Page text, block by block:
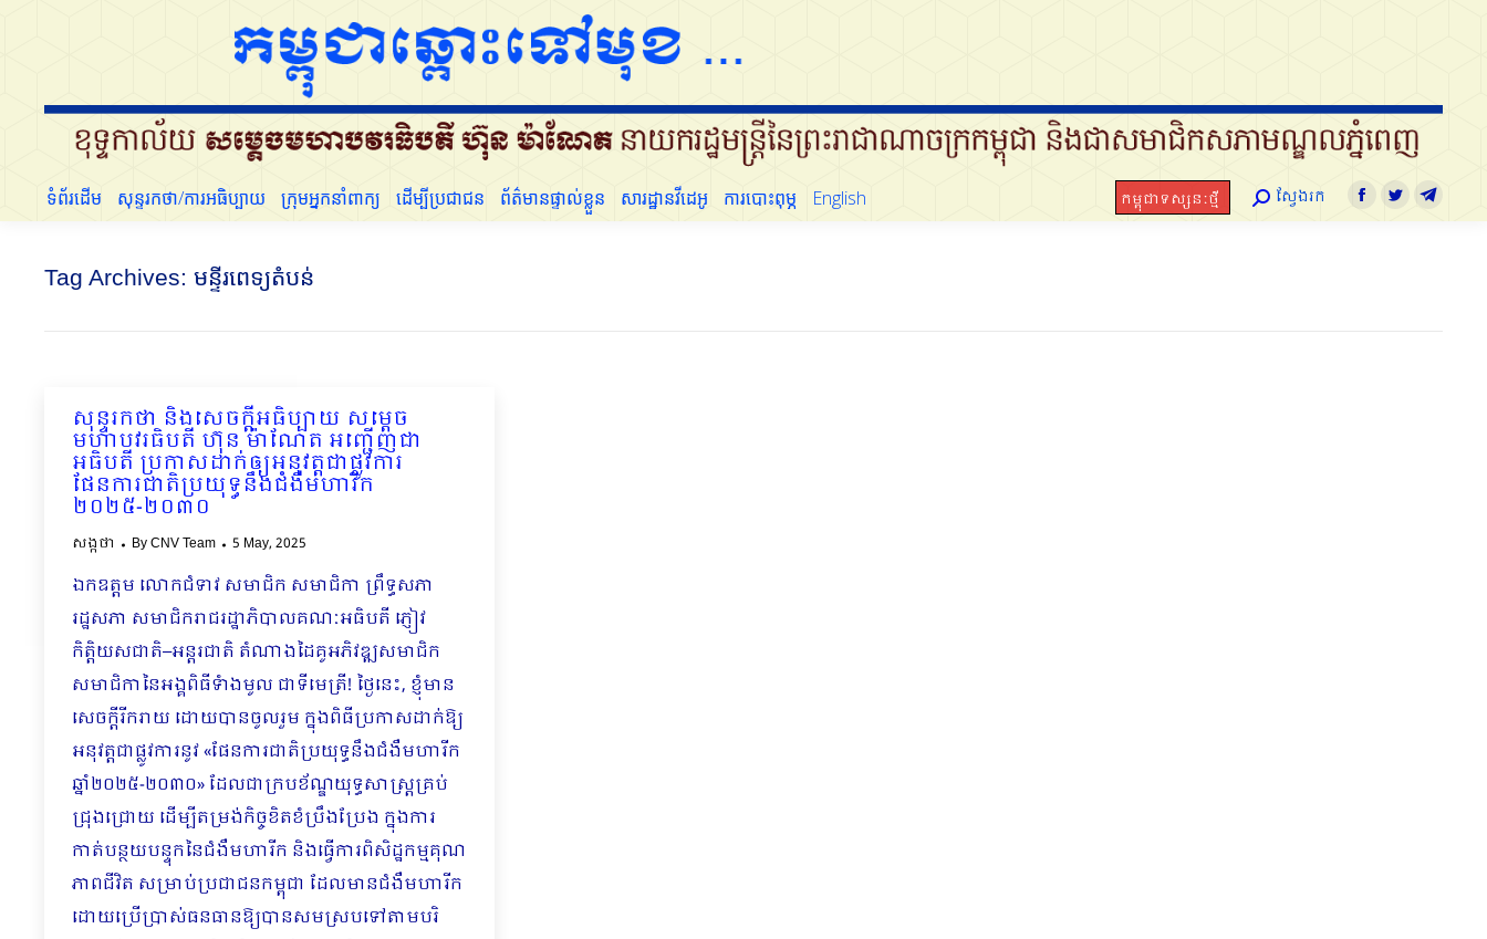
ទំព័រដើម សុន្ទរកថា/ការអធិប្បាយ ក្រុមអ្នកនាំពាក្យ ដើម្បីប្រជាជន ព័ត៌មានផ្ទាល់ខ្លួន សារដ្ឋានវីដេអូ ការបោះពុម្ភ English កម្ពុជាទស្សនៈថ្មី Search:
ស្វែងរក Facebook
Twitter
Tag Archives: មន្ទីរពេទ្យតំបន់
សុន្ទរកថា និងសេចក្ដីអធិប្បាយ សម្ដេច
មហាបវរធិបតី ហ៊ុន ម៉ាណែត អញ្ជើញជា
អធិបតី ប្រកាសដាក់ឲ្យអនុវត្តជាផ្លូវការ
ផែនការជាតិប្រយុទ្ធនឹងជំងឺមហារីក
២០២៥-២០៣០
សង្កថា ByCNV Team 5 May, 2025
ឯកឧត្តម លោកជំទាវ សមាជិក សមាជិកា ព្រឹទ្ធសភា
រដ្ឋសភា សមាជិករាជរដ្ឋាភិបាល​គណៈអធិបតី ភ្ញៀវ
កិត្តិយសជាតិ–អន្តរជាតិ តំណាងដៃគូអភិវឌ្ឍសមាជិក
សមាជិកានៃអង្គពិធីទំាង​មូល ជាទីមេត្រី! ថ្ងៃនេះ, ខ្ញុំមាន
សេចក្តីរីករាយ ដោយបានចូលរួម ក្នុងពិធីប្រកាសដាក់ឱ្យ
អនុវត្តជាផ្លូវការនូវ «ផែនការជាតិប្រយុទ្ធនឹងជំងឺមហារីក
ឆ្នាំ២០២៥-២០៣០‍» ដែលជាក្របខ័ណ្ឌយុទ្ធសាស្រ្តគ្រប់
ជ្រុងជ្រោយ ដើម្បីតម្រង់កិច្ចខិតខំប្រឹងប្រែង ក្នុងការ
កាត់បន្ថយបន្ទុកនៃជំងឺមហារីក និងធ្វើការពិសិដ្ឋកម្មគុណ
ភាពជីវិត សម្រាប់ប្រជាជនកម្ពុជា ដែលមានជំងឺមហារីក
ដោយប្រើប្រាស់ធនធានឱ្យបានសមស្របទៅតាមបរិ